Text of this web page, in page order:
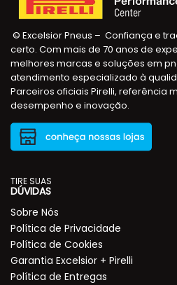
© Excelsior Pneus – Confiança e
certo. Com mais de 70 anos de
melhores marcas e soluções em
atendimento especializado à
Parceiros oficiais Pirelli, referência
desempenho e inovação.
TIRE SUAS
DÚVIDAS
Sobre Nós
Política de Privacidade
Política de Cookies
Garantia Excelsior + Pirelli
Política de Entregas